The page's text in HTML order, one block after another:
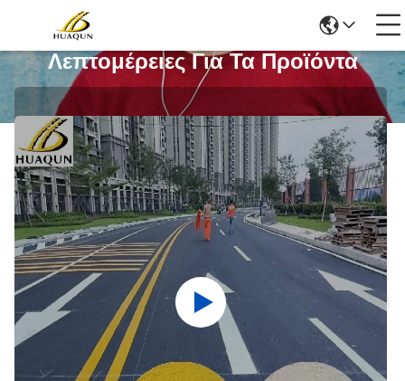
Λεπτομέρειες Για Τα Προϊόντα